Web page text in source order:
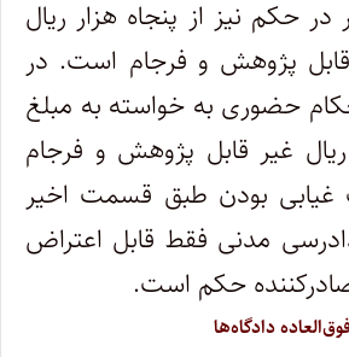
در حکم نیز از پنجاه هزار ریال
قابل پژوهش و فرجام است. در
حضوری به خواسته به مبلغ
غیر قابل پژوهش و فرجام
بودن طبق قسمت اخیر
آیین دادرسی مدنی فقط قابل اعتراض
حکم است.
دادگاه‌ها